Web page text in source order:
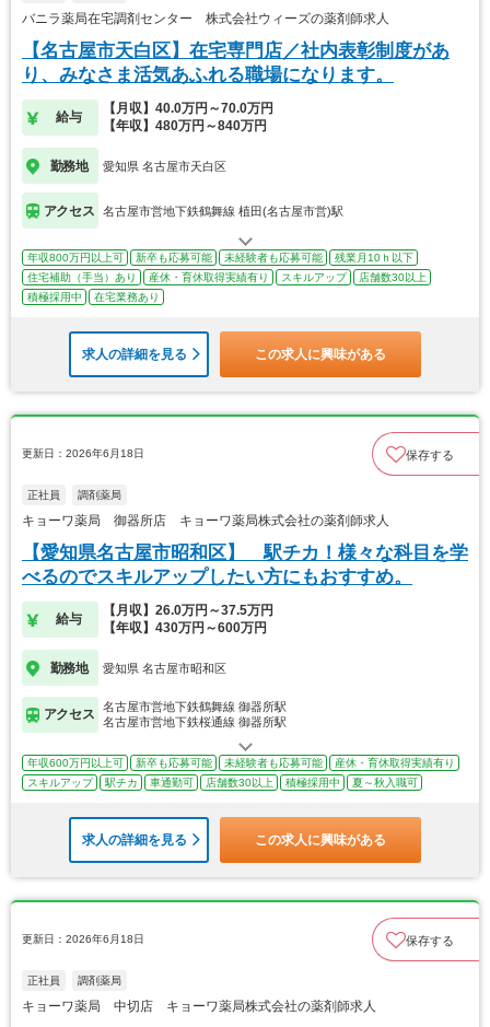
バニラ薬局在宅調剤センター 株式会社ウィーズの薬剤師求人
【名古屋市天白区】在宅専門店／社内表彰制度があ
り、みなさま活気あふれる職場になります。
給与
【月収】40.0万円～70.0万円
【年収】480万円～840万円
勤務地 愛知県 名古屋市天白区
アクセス 名古屋市営地下鉄鶴舞線 植田(名古屋市営)駅
年収800万円以上可 新卒も応募可能 未経験者も応募可能
残業月10ｈ以下
住宅補助（手当）あり
産休・育休取得実績有り スキルアップ
店舗数30以上
積極採用中
在宅業務あり
求人の詳細を見る この求人に興味がある
更新日：2026年6月18日 保存する
正社員 調剤薬局
キョーワ薬局 御器所店 キョーワ薬局株式会社の薬剤師求人
【愛知県名古屋市昭和区】 駅チカ！様々な科目を学
べるのでスキルアップしたい方にもおすすめ。
給与
【月収】26.0万円～37.5万円
【年収】430万円～600万円
勤務地 愛知県 名古屋市昭和区
アクセス
名古屋市営地下鉄鶴舞線 御器所駅
名古屋市営地下鉄桜通線 御器所駅
年収600万円以上可 新卒も応募可能 未経験者も応募可能
産休・育休取得実績有り
スキルアップ
駅チカ 車通勤可 店舗数30以上 積極採用中 夏～秋入職可
求人の詳細を見る この求人に興味がある
更新日：2026年6月18日 保存する
正社員 調剤薬局
キョーワ薬局 中切店 キョーワ薬局株式会社の薬剤師求人